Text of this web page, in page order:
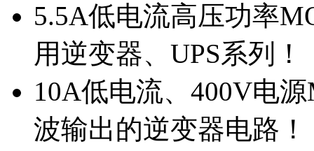
5.5A低电流高压功率
用逆变器、UPS系列！
10A低电流、400V电
波输出的逆变器电路！